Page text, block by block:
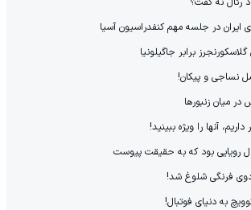
در جلسه مهم کنفدراسیون آسیا
برابر جاگیلونیا
نساجی و پیکان!
میان زنبورها
آنها را ویژه ببینید!
رویایی بود که به حقیقت پیوست
فرنگی شلوغ شد!
به دنیای فوتبال!